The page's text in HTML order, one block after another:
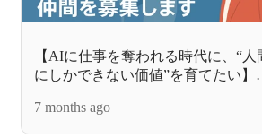
【AIに仕事を奪われる時代に、“人
にしかできない価値”を育てたい】
7 months ago